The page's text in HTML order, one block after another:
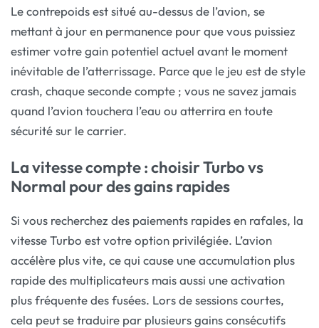
Le contrepoids est situé au-dessus de l’avion, se
mettant à jour en permanence pour que vous puissiez
estimer votre gain potentiel actuel avant le moment
inévitable de l’atterrissage. Parce que le jeu est de style
crash, chaque seconde compte ; vous ne savez jamais
quand l’avion touchera l’eau ou atterrira en toute
sécurité sur le carrier.
La vitesse compte : choisir Turbo vs
Normal pour des gains rapides
Si vous recherchez des paiements rapides en rafales, la
vitesse Turbo est votre option privilégiée. L’avion
accélère plus vite, ce qui cause une accumulation plus
rapide des multiplicateurs mais aussi une activation
plus fréquente des fusées. Lors de sessions courtes,
cela peut se traduire par plusieurs gains consécutifs